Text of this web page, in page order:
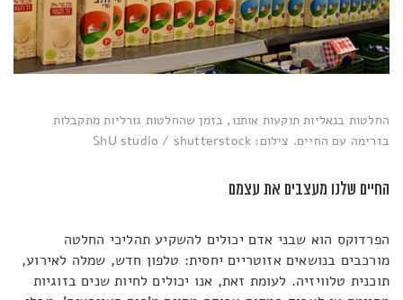
החלטות בנאליות תוקעות אותנו, בזמן שהחלטות גורליות מתקבלות
בזרימה עם החיים. צילום: ShU studio / shutterstock
החיים שלנו מעצבים את עצמם
הפרדוקס הוא שבני אדם יכולים להשקיע תהליכי החלטה
מורכבים בנושאים אזוטריים יחסית: טלפון חדש, שמלה לאירוע,
תוכנית טלוויזיה. לעומת זאת, אנו יכולים לחיות שנים בזוגיות